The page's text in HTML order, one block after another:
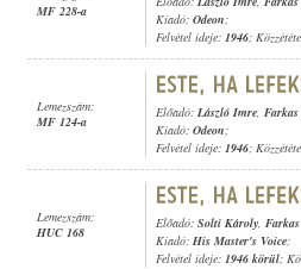
MF 228-a
Kiadó: Odeon;
Felvétel ideje: 1946;
Lemezszám:
MF 124-a
Előadó: László Imre, Farkas
Kiadó: Odeon;
Felvétel ideje: 1946;
Lemezszám:
HUC 168
Előadó: Solti Károly,
Kiadó: His Master's Voice;
Felvétel ideje: 1946 körül;